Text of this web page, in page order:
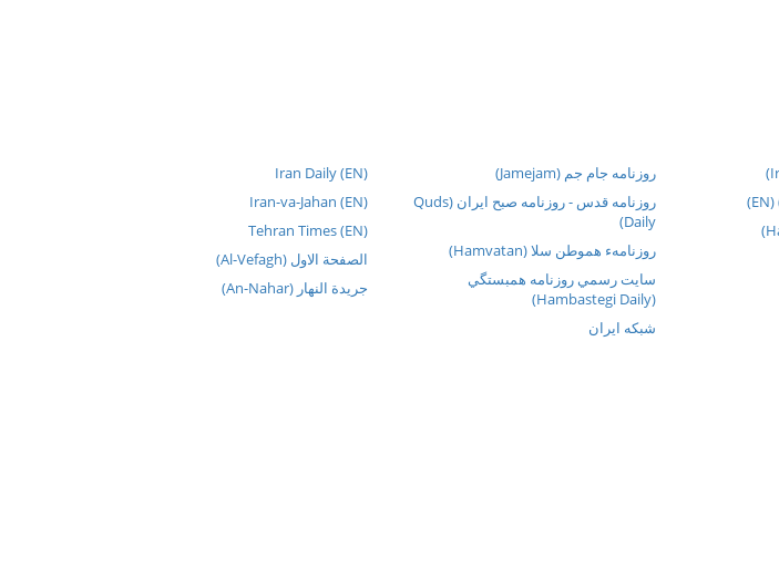
Iran Daily (EN)
Iran-va-Jahan (EN)
Tehran Times (EN)
الصفحة الاول (Al-Vefagh)
جريدة النهار (An-Nahar)
روزنامه جام جم (Jamejam)
روزنامه قدس - روزنامه صبح ایران (Quds
Daily)
روزنامهء هموطن سلا (Hamvatan)
سايت رسمي روزنامه همبستگي
(Hambastegi Daily)
شبکه ايران